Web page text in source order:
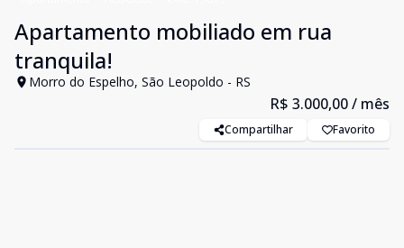
Apartamento mobiliado em rua
tranquila!
Morro do Espelho, São Leopoldo - RS
R$ 3.000,00/ mês
Compartilhar Favorito